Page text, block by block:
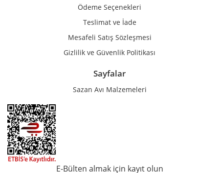
Ödeme Seçenekleri
Teslimat ve İade
Mesafeli Satış Sözleşmesi
Gizlilik ve Güvenlik Politikası
Sayfalar
Sazan Avı Malzemeleri
E-Bülten almak için kayıt olun